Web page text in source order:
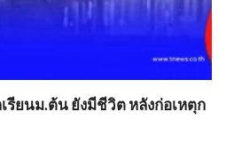
รียนม.ต้น ยังมีชีวิต หลังก่อเหตุก